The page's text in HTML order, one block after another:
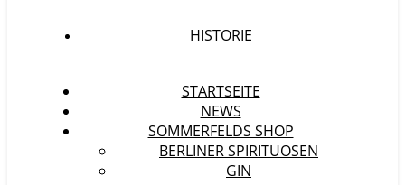
HISTORIE
STARTSEITE
NEWS
SOMMERFELDS SHOP
BERLINER SPIRITUOSEN
GIN